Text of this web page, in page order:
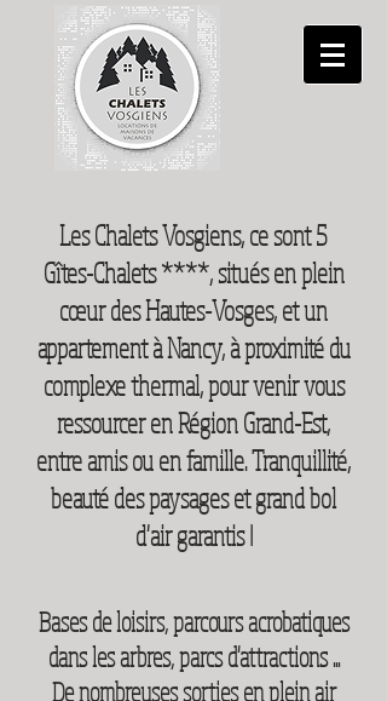
Les Chalets Vosgiens, ce sont 5
Gîtes-Chalets ****, situés en plein
cœur des Hautes-Vosges, et un
appartement à Nancy, à proximité du
complexe thermal, pour venir vous
ressourcer en Région Grand-Est,
entre amis ou en famille. Tranquillité,
beauté des paysages et grand bol
d'air garantis !
Bases de loisirs, parcours acrobatiques
dans les arbres, parcs d'attractions ...
De nombreuses sorties en plein air